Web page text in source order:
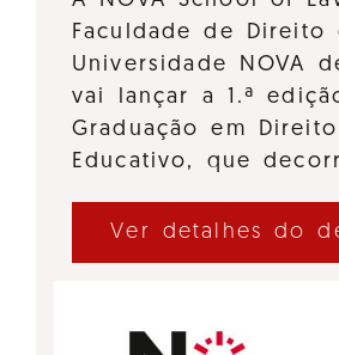
Faculdade de Direito
Universidade NOVA
vai lançar a 1.ª
Graduação em
Educativo, que
Ver detalhes do